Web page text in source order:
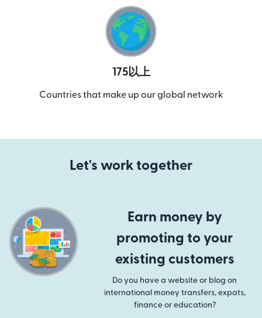
175以上
Countries that make up our global network
Let's work together
Earn money by
promoting to your
existing customers
Do you have a website or blog on
international money transfers, expats,
finance or education?